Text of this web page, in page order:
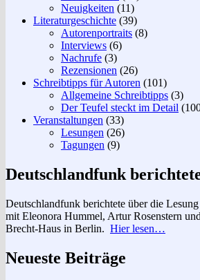
Neuigkeiten (11)
Literaturgeschichte (39)
Autorenportraits (8)
Interviews (6)
Nachrufe (3)
Rezensionen (26)
Schreibtipps für Autoren (101)
Allgemeine Schreibtipps (3)
Der Teufel steckt im Detail
Veranstaltungen (33)
Lesungen (26)
Tagungen (9)
Deutschlandfunk
Deutschlandfunk berichtete über die
mit Eleonora Hummel, Artur Rosenstern
Brecht-Haus in Berlin. Hier lesen…
Neueste Beiträge